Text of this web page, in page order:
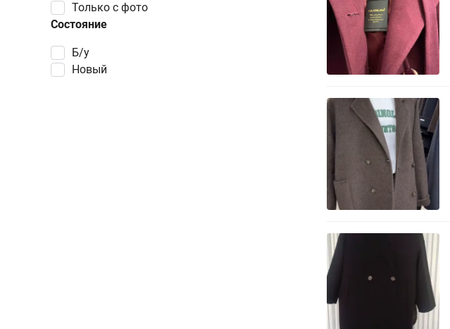
Состояние
Б/у
Новый
Только с фото